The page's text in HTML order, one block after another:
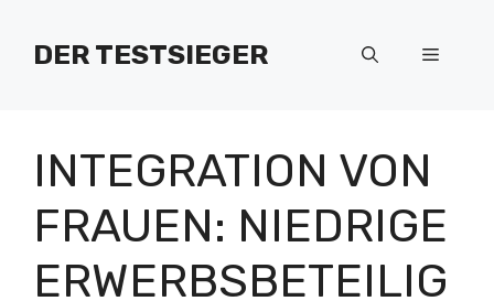
Inhalt
springenDER TESTSIEGER Menü
INTEGRATION VON
FRAUEN: NIEDRIGE
ERWERBSBETEILIG